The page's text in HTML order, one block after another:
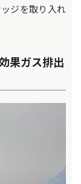
ジを取り入れ
果ガス排出